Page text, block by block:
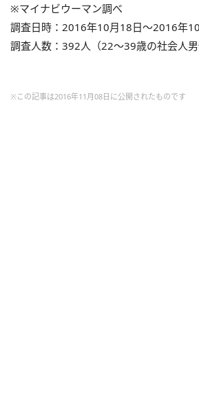
※マイナビウーマン調べ
調査日時：2016年10月18日～2016年
調査人数：392人（22～39歳の社会人男
※この記事は2016年11月08日に公開されたものです